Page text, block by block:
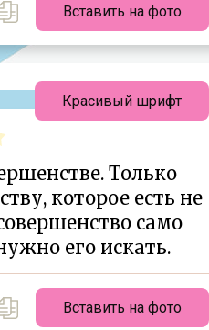
Вставить на фото
Только
которое есть не
само
его искать.
Вставить на фото
Красивый шрифт